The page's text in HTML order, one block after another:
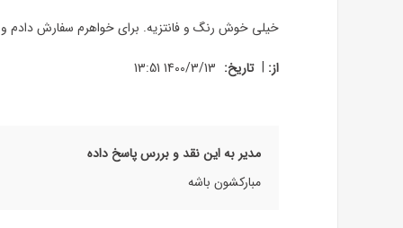
خیلی خوش رنگ و فانتزیه. برای خواهرم سفارش دادم
از: | تاریخ: 1400/3/13 13:51
مدیر به این نقد و بررس پاسخ داده
مبارکشون باشه